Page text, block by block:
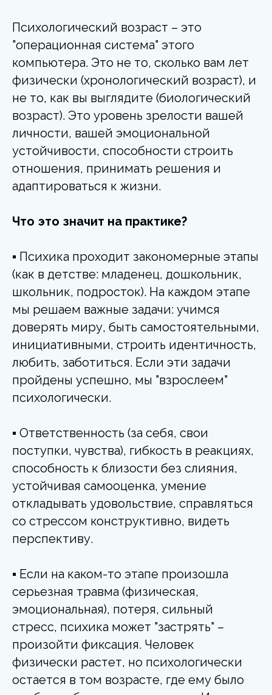
Психологический возраст – это
"операционная система" этого
компьютера. Это не то, сколько вам лет
физически (хронологический возраст), и
не то, как вы выглядите (биологический
возраст). Это уровень зрелости вашей
личности, вашей эмоциональной
устойчивости, способности строить
отношения, принимать решения и
адаптироваться к жизни.
Что это значит на практике?
▪ Психика проходит закономерные этапы
(как в детстве: младенец, дошкольник,
школьник, подросток). На каждом этапе
мы решаем важные задачи: учимся
доверять миру, быть самостоятельными,
инициативными, строить идентичность,
любить, заботиться. Если эти задачи
пройдены успешно, мы "взрослеем"
психологически.
▪ Ответственность (за себя, свои
поступки, чувства), гибкость в реакциях,
способность к близости без слияния,
устойчивая самооценка, умение
откладывать удовольствие, справляться
со стрессом конструктивно, видеть
перспективу.
▪ Если на каком-то этапе произошла
серьезная травма (физическая,
эмоциональная), потеря, сильный
стресс, психика может "застрять" –
произойти фиксация. Человек
физически растет, но психологически
остается в том возрасте, где ему было